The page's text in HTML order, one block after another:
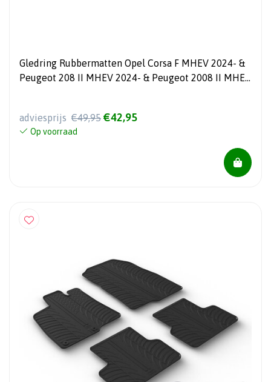
Gledring Rubbermatten Opel Corsa F MHEV 2024- &
Peugeot 208 II MHEV 2024- & Peugeot 2008 II MHEV
adviesprijs €49,95 €42,95
Op voorraad